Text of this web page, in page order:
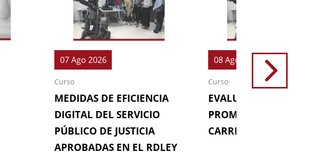
07 Ago 2026
Curso
MEDIDAS DE EFICIENCIA
DIGITAL DEL SERVICIO
PÚBLICO DE JUSTICIA
APROBADAS EN EL RDLEY
08 Ago 2026
Curso
EVALUACIONES (64ª
PROMOCIÓN DE LA
CARRERA FISCAL)